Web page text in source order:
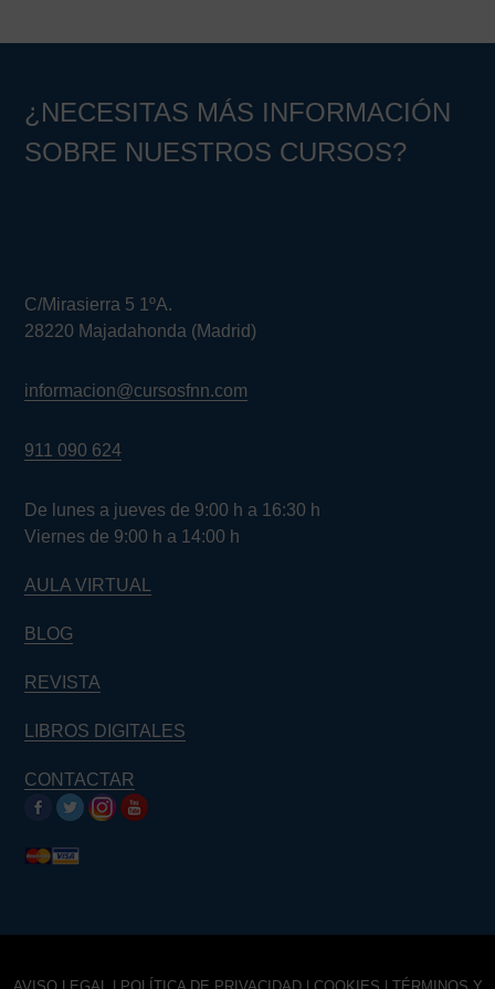
¿NECESITAS MÁS INFORMACIÓN
SOBRE NUESTROS CURSOS?
C/Mirasierra 5 1ºA.
28220 Majadahonda (Madrid)
informacion@cursosfnn.com
911 090 624
De lunes a jueves de 9:00 h a 16:30 h
Viernes de 9:00 h a 14:00 h
AULA VIRTUAL
BLOG
REVISTA
LIBROS DIGITALES
CONTACTAR